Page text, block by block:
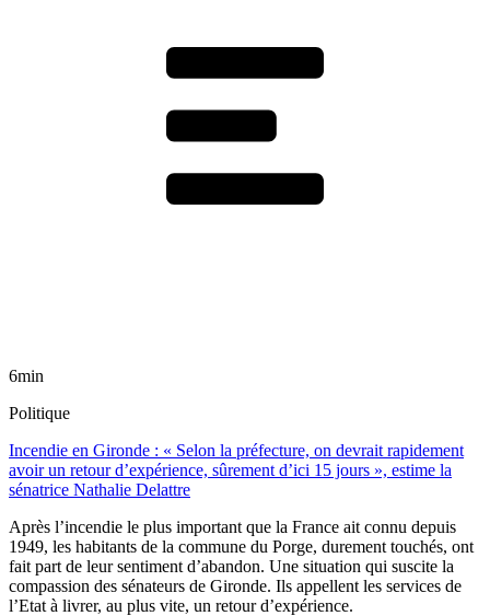
6min
Politique
Incendie en Gironde : « Selon la préfecture, on devrait rapidement
avoir un retour d’expérience, sûrement d’ici 15 jours », estime la
sénatrice Nathalie Delattre
Après l’incendie le plus important que la France ait connu depuis
1949, les habitants de la commune du Porge, durement touchés, ont
fait part de leur sentiment d’abandon. Une situation qui suscite la
compassion des sénateurs de Gironde. Ils appellent les services de
l’Etat à livrer, au plus vite, un retour d’expérience.